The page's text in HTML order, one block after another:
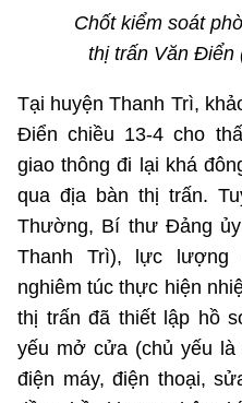
Chốt kiểm soát
thị trấn Văn Điển
Tại huyện Thanh Trì,
Điển chiều 13-4 cho
giao thông đi lại khá
qua địa bàn thị trấn.
Thường, Bí thư Đảng
Thanh Trì), lực lượng
nghiêm túc thực hiện
thị trấn đã thiết lập hồ
yếu mở cửa (chủ yếu là
điện máy, điện thoại,